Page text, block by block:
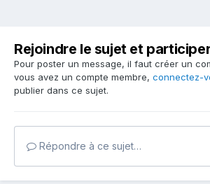
Rejoindre le sujet et
Pour poster un message, il faut créer un
vous avez un compte membre, connectez-
publier dans ce sujet.
Répondre à ce sujet…